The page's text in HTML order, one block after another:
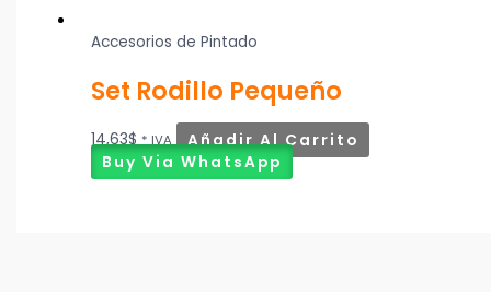
Accesorios de Pintado
Set Rodillo Pequeño
14,63$ * IVA
Añadir Al Carrito
Buy Via WhatsApp